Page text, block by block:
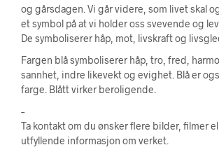
og gårsdagen. Vi går videre, som livet skal
et symbol på at vi holder oss svevende og
De symboliserer håp, mot, livskraft og
Fargen blå symboliserer håp, tro, fred,
sannhet, indre likevekt og evighet. Blå er
farge. Blått virker beroligende.
–
Ta kontakt om du ønsker flere bilder, filmer
utfyllende informasjon om verket.